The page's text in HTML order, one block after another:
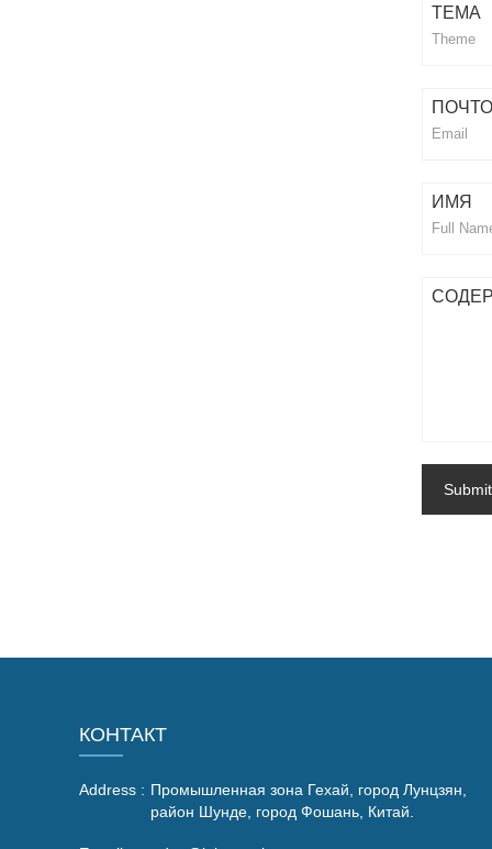
ТЕМА
ИМЯ
Submit
КОНТАКТ
Address : Промышленная зона Гехай, город Лунцзян,
район Шунде, город Фошань, Китай.